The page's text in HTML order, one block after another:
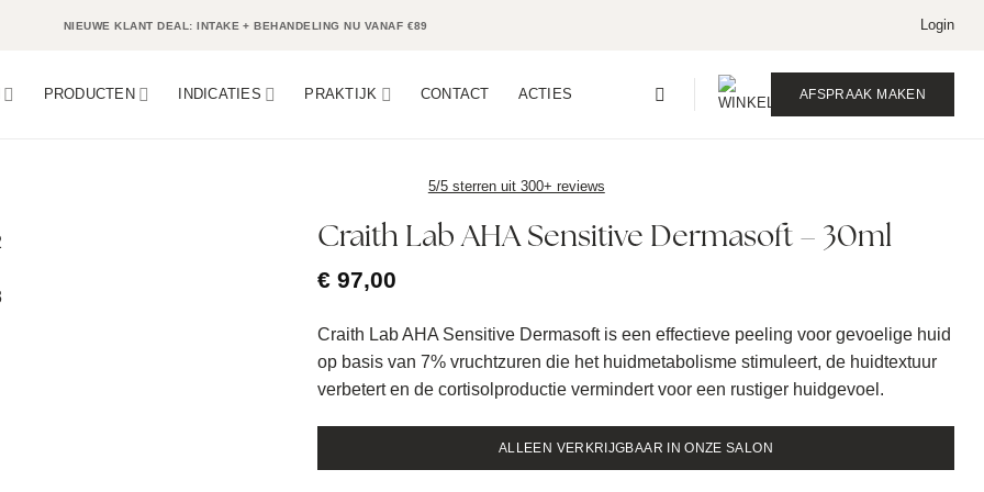
NIEUWE KLANT DEAL: INTAKE + BEHANDELING NU VANAF €89 Login
PRODUCTEN INDICATIES PRAKTIJK CONTACT ACTIES AFSPRAAK MAKEN
5/5 sterren uit 300+ reviews
Craith Lab AHA Sensitive Dermasoft – 30ml
€ 97,00
Craith Lab AHA Sensitive Dermasoft is een effectieve peeling voor gevoelige huid
op basis van 7% vruchtzuren die het huidmetabolisme stimuleert, de huidtextuur
verbetert en de cortisolproductie vermindert voor een rustiger huidgevoel.
ALLEEN VERKRIJGBAAR IN ONZE SALON